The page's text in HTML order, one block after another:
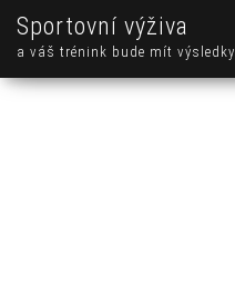
Sportovní výživa
a váš trénink bude mít výsledky